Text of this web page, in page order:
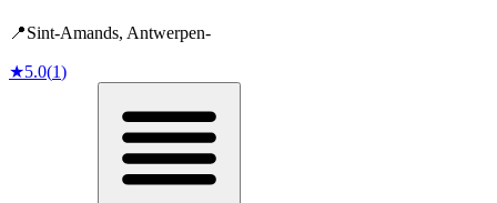
📍Sint-Amands, Antwerpen-
★5.0(1)